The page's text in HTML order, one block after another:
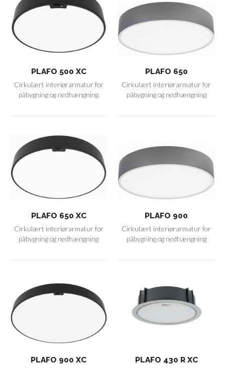
PLAFO 500 XC
Cirkulært interiørarmatur for
påbygning og nedhængning
PLAFO 650
Cirkulært interiørarmatur for
påbygning og nedhængning
PLAFO 650 XC
Cirkulært interiørarmatur for
påbygning og nedhængning
PLAFO 900
Cirkulært interiørarmatur for
påbygning og nedhængning
PLAFO 900 XC PLAFO 430 R XC